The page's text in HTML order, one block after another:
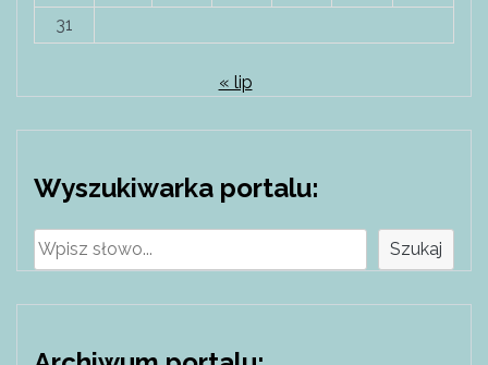
31
« lip
Wyszukiwarka portalu:
Szukaj Szukaj